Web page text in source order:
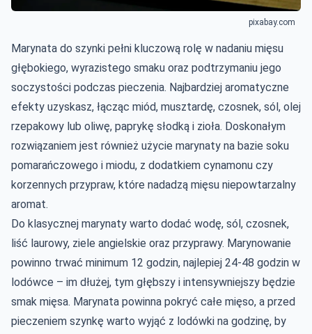
pixabay.com
Marynata do szynki pełni kluczową rolę w nadaniu mięsu
głębokiego, wyrazistego smaku oraz podtrzymaniu jego
soczystości podczas pieczenia. Najbardziej aromatyczne
efekty uzyskasz, łącząc miód, musztardę, czosnek, sól, olej
rzepakowy lub oliwę, paprykę słodką i zioła. Doskonałym
rozwiązaniem jest również użycie marynaty na bazie soku
pomarańczowego i miodu, z dodatkiem cynamonu czy
korzennych przypraw, które nadadzą mięsu niepowtarzalny
aromat.
Do klasycznej marynaty warto dodać wodę, sól, czosnek,
liść laurowy, ziele angielskie oraz przyprawy. Marynowanie
powinno trwać minimum 12 godzin, najlepiej 24-48 godzin w
lodówce – im dłużej, tym głębszy i intensywniejszy będzie
smak mięsa. Marynata powinna pokryć całe mięso, a przed
pieczeniem szynkę warto wyjąć z lodówki na godzinę, by